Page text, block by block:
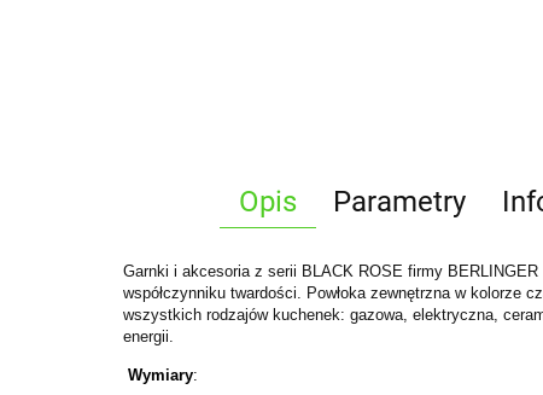
Opis Parametry
Garnki i akcesoria z serii BLACK ROSE firmy
współczynniku twardości. Powłoka zewnętrzna w kolorze
wszystkich rodzajów kuchenek: gazowa, elektryczna,
energii.
Wymiary: